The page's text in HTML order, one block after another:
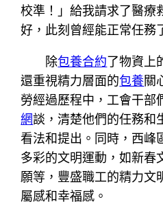
校準！」給我請求了醫療
好，此刻曾經能正常任務
除包養合約了物資上
還重視精力層面的包養關
勞經過歷程中，工會干部
網談，清楚他們的任務和
看法和提出。同時，西峰
多彩的文明運動，如新春
願等，豐盛職工的精力文
屬感和幸福感。